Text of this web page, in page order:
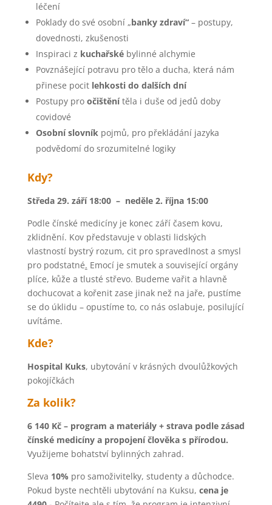
léčení
Poklady do své osobní „banky zdraví“– postupy,
dovednosti, zkušenosti
Inspiraci z kuchařskébylinné alchymie
Povznášející potravu pro tělo a ducha, která nám
přinese pocit lehkosti do dalších dní
Postupy pro očištěnítěla i duše od jedů doby
covidové
Osobní slovníkpojmů, pro překládání jazyka
podvědomí do srozumitelné logiky
Kdy?
Středa 29. září 18:00 – neděle 2. října 15:00
Podle čínské medicíny je konec září časem kovu,
zklidnění. Kov představuje v oblasti lidských
vlastností bystrý rozum, cit pro spravedlnost a smysl
pro podstatné. Emocí je smutek a související orgány
plíce, kůže a tlusté střevo. Budeme vařit a hlavně
dochucovat a kořenit zase jinak než na jaře, pustíme
se do úklidu – opustíme to, co nás oslabuje, posilující
uvítáme.
Kde?
Hospital Kuks, ubytování v krásných dvoulůžkových
pokojíčkách
Za kolik?
6 140 Kč – program a materiály + strava podle zásad
čínské medicíny a propojení člověka s přírodou.
Využijeme bohatství bylinných zahrad.
Sleva 10% pro samoživitelky, studenty a důchodce.
Pokud byste nechtěli ubytování na Kuksu, cena je